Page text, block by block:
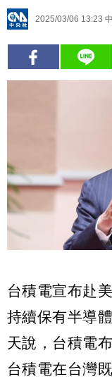
2025/03/06 13:23
台積電宣布赴
持續保有半導
天說，台積電
台積電在台灣